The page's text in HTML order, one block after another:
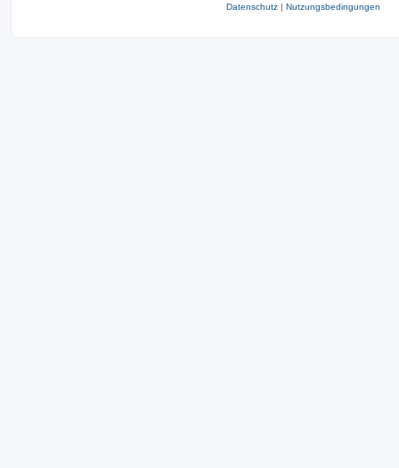
Datenschutz | Nutzungsbedingungen